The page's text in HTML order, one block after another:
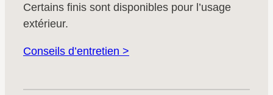
Certains finis sont disponibles pour l’usage
extérieur.
Conseils d’entretien >